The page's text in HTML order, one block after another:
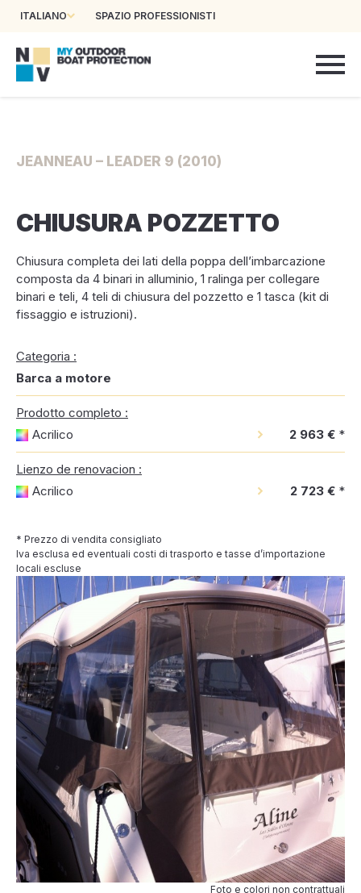
ITALIANO SPAZIO PROFESSIONISTI
JEANNEAU – LEADER 9 (2010)
CHIUSURA POZZETTO
Chiusura completa dei lati della poppa dell’imbarcazione
composta da 4 binari in alluminio, 1 ralinga per collegare
binari e teli, 4 teli di chiusura del pozzetto e 1 tasca (kit di
fissaggio e istruzioni).
Categoria :
Barca a motore
Prodotto completo :
Acrilico
2 963 € *
Lienzo de renovacion :
Acrilico
2 723 € *
* Prezzo di vendita consigliato
Iva esclusa ed eventuali costi di trasporto e tasse d’importazione
locali escluse
Foto e colori non contrattuali